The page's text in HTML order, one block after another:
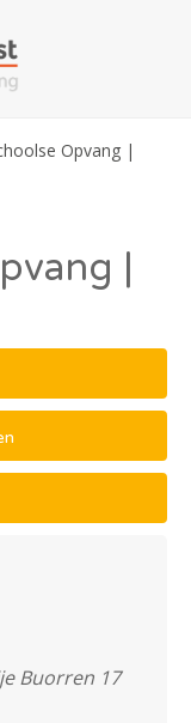
Opvang |
|
Buorren 17